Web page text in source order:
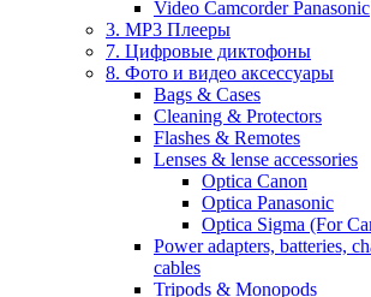
Video Camcorder Panasonic
3. MP3 Плееры
7. Цифровые диктофоны
8. Фото и видео аксессуары
Bags & Cases
Cleaning & Protectors
Flashes & Remotes
Lenses & lense accessories
Optica Canon
Optica Panasonic
Optica Sigma (For
Power adapters, batteries,
cables
Tripods & Monopods